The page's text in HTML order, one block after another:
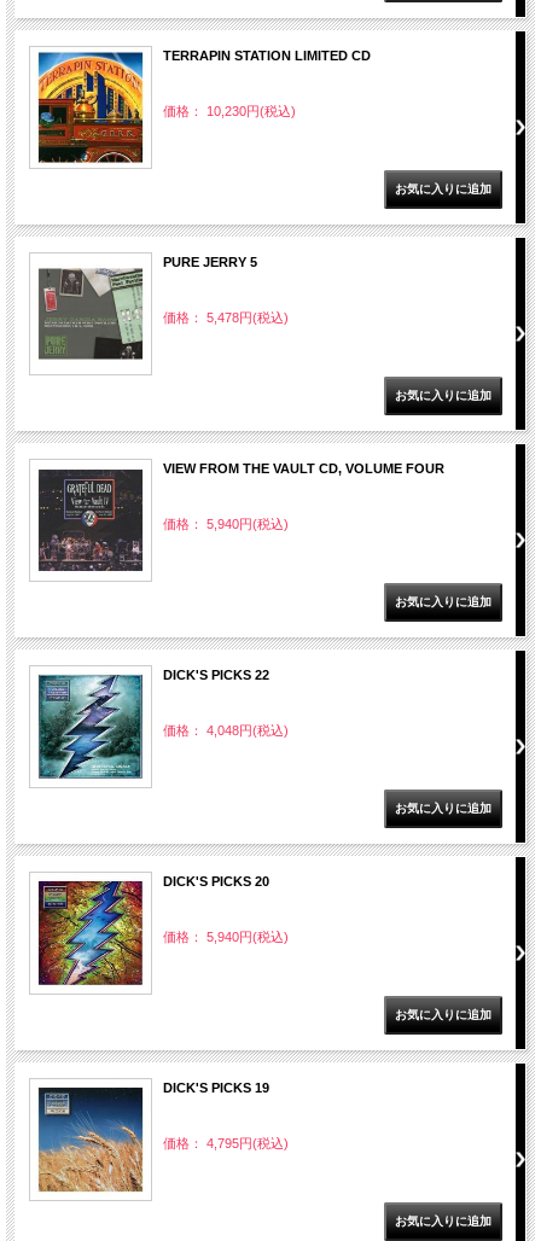
TERRAPIN STATION LIMITED CD
価格： 10,230円(税込)
PURE JERRY 5
価格： 5,478円(税込)
VIEW FROM THE VAULT CD, VOLUME FOUR
価格： 5,940円(税込)
DICK'S PICKS 22
価格： 4,048円(税込)
DICK'S PICKS 20
価格： 5,940円(税込)
DICK'S PICKS 19
価格： 4,795円(税込)